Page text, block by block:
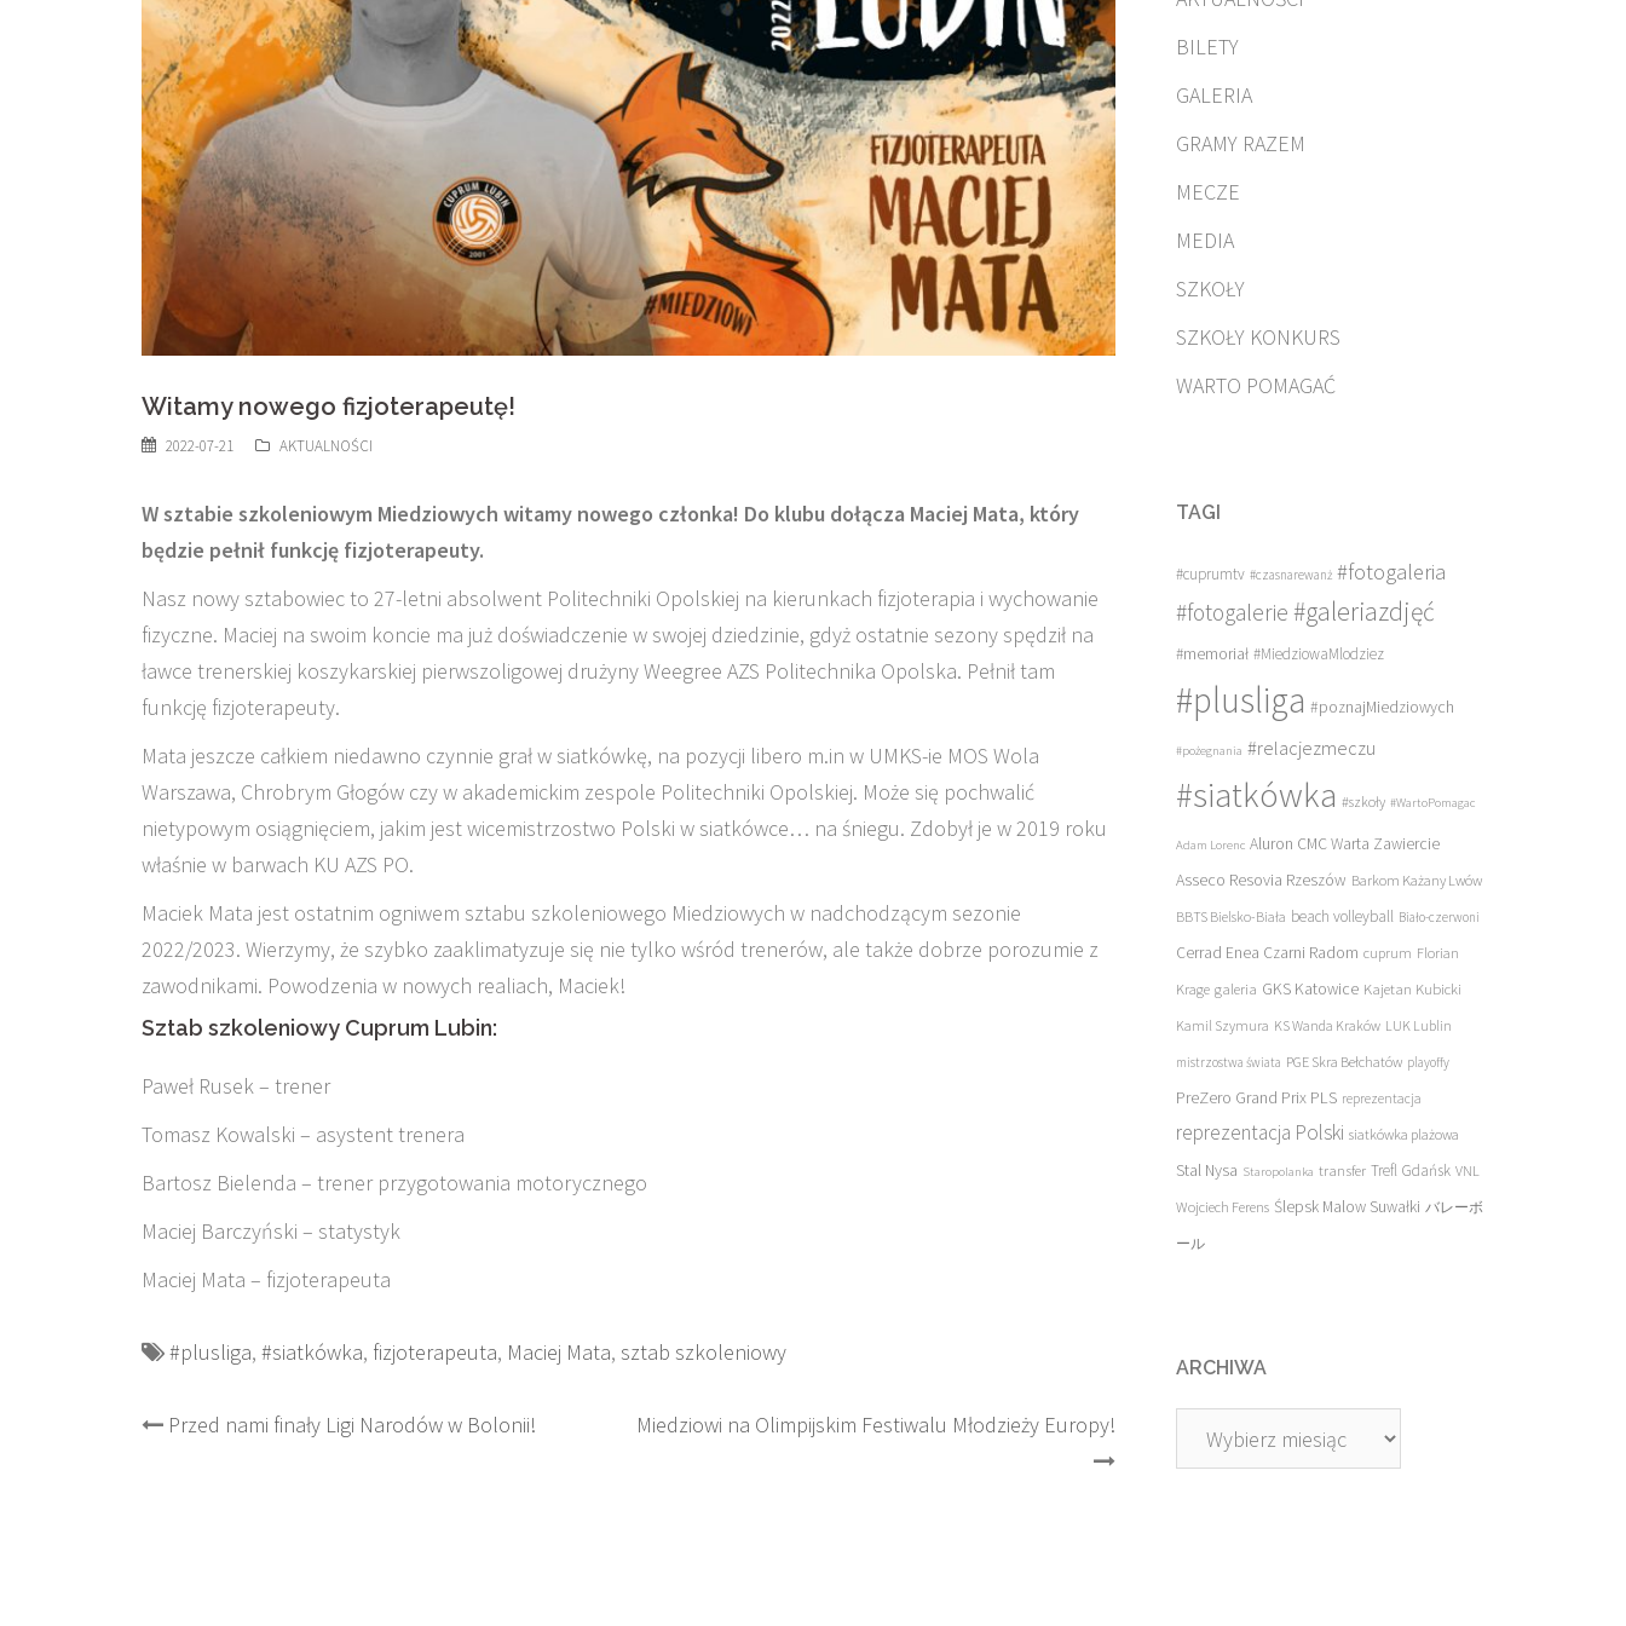
Witamy nowego fizjoterapeutę!
2022-07-21 AKTUALNOŚCI
W sztabie szkoleniowym Miedziowych witamy nowego członka! Do klubu dołącza Maciej Mata, który
będzie pełnił funkcję fizjoterapeuty.
Nasz nowy sztabowiec to 27-letni absolwent Politechniki Opolskiej na kierunkach fizjoterapia i wychowanie
fizyczne. Maciej na swoim koncie ma już doświadczenie w swojej dziedzinie, gdyż ostatnie sezony spędził na
ławce trenerskiej koszykarskiej pierwszoligowej drużyny Weegree AZS Politechnika Opolska. Pełnił tam
funkcję fizjoterapeuty.
Mata jeszcze całkiem niedawno czynnie grał w siatkówkę, na pozycji libero m.in w UMKS-ie MOS Wola
Warszawa, Chrobrym Głogów czy w akademickim zespole Politechniki Opolskiej. Może się pochwalić
nietypowym osiągnięciem, jakim jest wicemistrzostwo Polski w siatkówce… na śniegu. Zdobył je w 2019 roku
właśnie w barwach KU AZS PO.
Maciek Mata jest ostatnim ogniwem sztabu szkoleniowego Miedziowych w nadchodzącym sezonie
2022/2023. Wierzymy, że szybko zaaklimatyzuje się nie tylko wśród trenerów, ale także dobrze porozumie z
zawodnikami. Powodzenia w nowych realiach, Maciek!
Sztab szkoleniowy Cuprum Lubin:
Paweł Rusek – trener
Tomasz Kowalski – asystent trenera
Bartosz Bielenda – trener przygotowania motorycznego
Maciej Barczyński – statystyk
Maciej Mata – fizjoterapeuta
#plusliga, #siatkówka, fizjoterapeuta, Maciej Mata, sztab szkoleniowy
Post
Przed nami finały Ligi Narodów w Bolonii! Miedziowi na Olimpijskim Festiwalu Młodzieży Europy!
BILETY
GALERIA
GRAMY RAZEM
MECZE
MEDIA
SZKOŁY
SZKOŁY KONKURS
WARTO POMAGAĆ
TAGI
#cuprumtv #czasnarewanż #fotogaleria
#fotogalerie #galeriazdjęć
#memoriał #MiedziowaMlodziez
#plusliga #poznajMiedziowych
#pożegnania #relacjezmeczu
#siatkówka #szkoły #WartoPomagac
Adam Lorenc Aluron CMC Warta Zawiercie
Asseco Resovia Rzeszów Barkom Każany Lwów
BBTS Bielsko-Biała beach volleyball Biało-czerwoni
Cerrad Enea Czarni Radom cuprum Florian
Krage galeria GKS Katowice Kajetan Kubicki
Kamil Szymura KS Wanda Kraków LUK Lublin
mistrzostwa świata PGE Skra Bełchatów playoffy
PreZero Grand Prix PLS reprezentacja
reprezentacja Polski siatkówka plażowa
Stal Nysa Staropolanka transfer Trefl Gdańsk VNL
Wojciech Ferens Ślepsk Malow Suwałki バレーボ
ール
ARCHIWA
Archiwa